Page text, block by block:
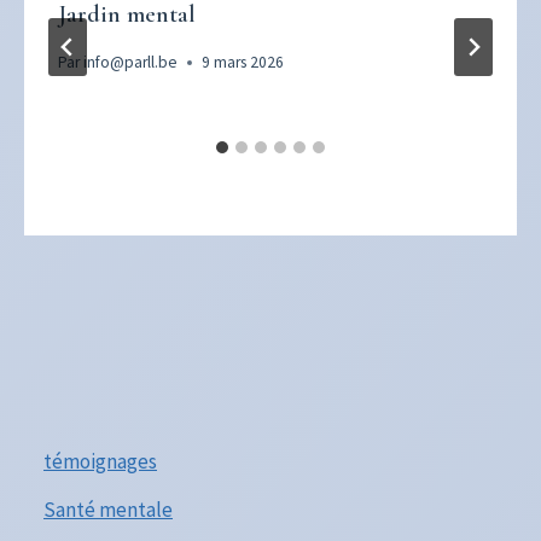
Jardin mental
Par info@parll.be 9 mars 2026
témoignages
Santé mentale